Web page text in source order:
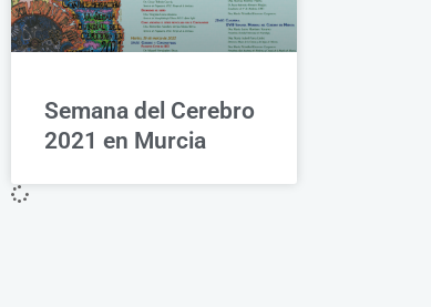
Semana del Cerebro
2021 en Murcia